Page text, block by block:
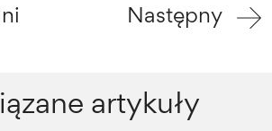
Następny
artykuły